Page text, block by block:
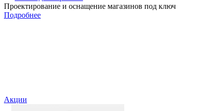
Проектирование и оснащение магазинов под ключ
Подробнее
Акции